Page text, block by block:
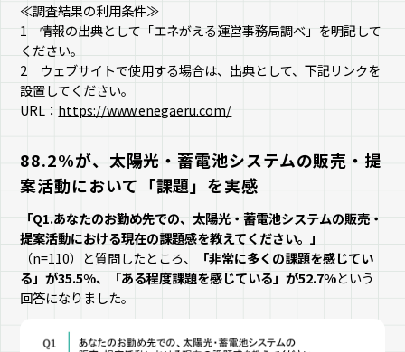
≪調査結果の利用条件≫
1 情報の出典として「エネがえる運営事務局調べ」を明記して
ください。
2 ウェブサイトで使用する場合は、出典として、下記リンクを
設置してください。
URL： https://www.enegaeru.com/
88.2%が、太陽光・蓄電池システムの販売・提
案活動において「課題」を実感
「Q1.あなたのお勤め先での、太陽光・蓄電池システムの販売・
提案活動における現在の課題感を教えてください。」
（n=110）と質問したところ、
「非常に多くの課題を感じてい
る」が35.5%、「ある程度課題を感じている」が52.7%という
回答になりました。